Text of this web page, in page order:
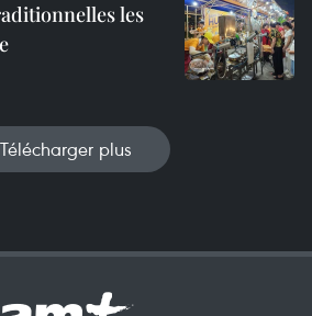
les
Télécharger plus